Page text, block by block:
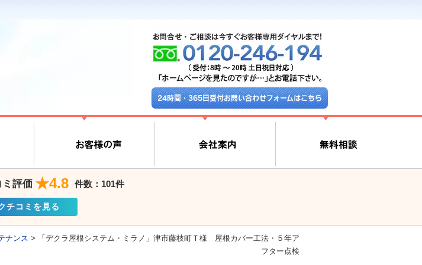
24時間・365日受付お問い合わせフォームはこちら
ミ評価 ★4.8 件数：101件
チコミを見る
ナンス >
「デクラ屋根システム・ミラノ」津市藤枝町Ｔ様 屋根カバー工法・５年ア
フター点検